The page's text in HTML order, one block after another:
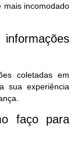
mais incomodado
coletadas em
sua experiência
faço para